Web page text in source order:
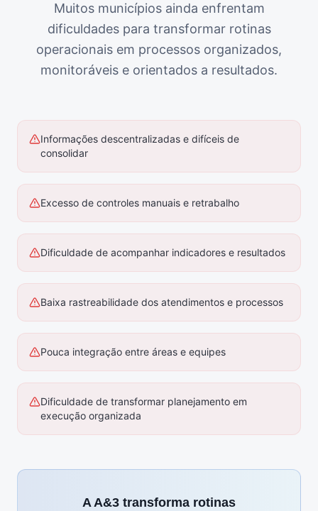
Muitos municípios ainda enfrentam
dificuldades para transformar rotinas
operacionais em processos organizados,
monitoráveis e orientados a resultados.
Informações descentralizadas e difíceis de
consolidar
Excesso de controles manuais e retrabalho
Dificuldade de acompanhar indicadores e resultados
Baixa rastreabilidade dos atendimentos e processos
Pouca integração entre áreas e equipes
Dificuldade de transformar planejamento em
execução organizada
A A&3 transforma rotinas